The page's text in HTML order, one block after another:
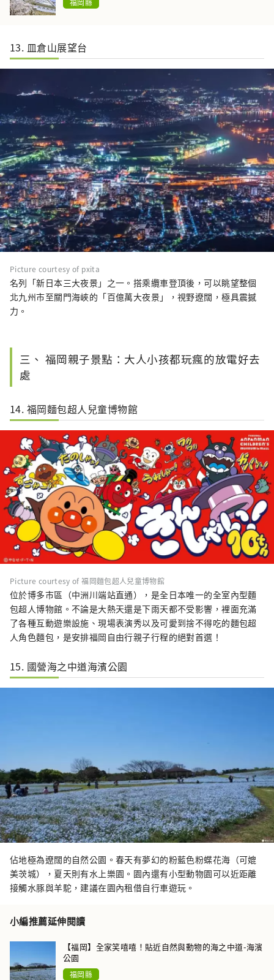
福岡縣
13. 皿倉山展望台
Picture courtesy of pxita
名列「新日本三大夜景」之一。搭乘纜車登頂後，可以眺望整個
北九州市至關門海峽的「百億萬大夜景」，視野遼闊，極具震撼
力。
三、 福岡親子景點：大人小孩都玩瘋的放電好去
處
14. 福岡麵包超人兒童博物館
Picture courtesy of 福岡麵包超人兒童博物館
位於博多市區（中洲川端站直通），是全日本唯一的全室內型麵
包超人博物館。不論是大熱天還是下雨天都不受影響，裡面充滿
了各種互動遊樂設施、現場表演秀以及可愛到捨不得吃的麵包超
人角色麵包，是安排福岡自由行親子行程的絕對首選！
15. 國營海之中道海濱公園
佔地極為遼闊的自然公園。春天有夢幻的粉藍色粉蝶花海（可媲
美茨城），夏天則有水上樂園。園內還有小型動物園可以近距離
接觸水豚與羊駝，建議在園內租借自行車遊玩。
小編推薦延伸閱讀
【福岡】全家笑嘻嘻！貼近自然與動物的海之中道-海濱
公園
福岡縣